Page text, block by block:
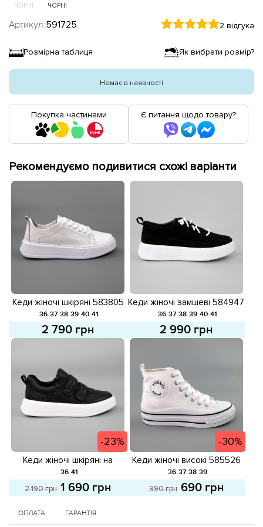
ЧОРНІ ЧОРНІ
Артикул:591725 2 відгука
Розмірна таблиця Як вибрати розмір?
Немає в наявності
Покупка частинами Є питання щодо товару?
Рекомендуємо подивитися схожі варіанти
Кеди жіночі шкіряні 583805
Білі
36 37 38 39 40 41
2 790 грн
Кеди жіночі замшеві 584947
Чорні
36 37 38 39 40 41
2 990 грн
-23%
Кеди жіночі шкіряні на
липучках 585119 Чорні
розпродаж
36 41
2 190 грн 1 690 грн
-30%
Кеди жіночі високі 585526
Білі розпродаж
36 37 38 39
990 грн 690 грн
ОПЛАТА ГАРАНТІЯ